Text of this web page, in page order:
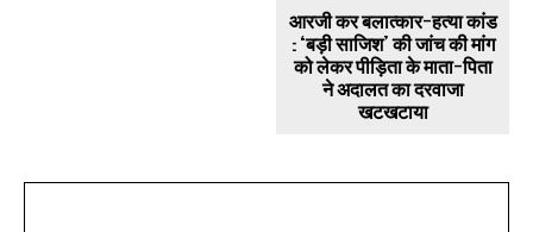
आरजी कर बलात्कार-हत्या कांड
: ‘बड़ी साजिश’ की जांच की मांग
को लेकर पीड़िता के माता-पिता
ने अदालत का दरवाजा
खटखटाया